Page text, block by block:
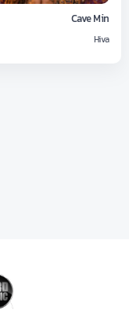
Cave Min
Hiva